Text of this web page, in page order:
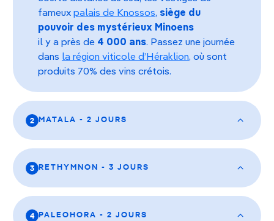
fameux palais de Knossos, siège du
pouvoir des mystérieux Minoens
il y a près de 4 000 ans. Passez une journée
dans la région viticole d’Héraklion, où sont
produits 70% des vins crétois.
2 MATALA - 2 JOURS
3 RETHYMNON - 3 JOURS
4 PALEOHORA - 2 JOURS